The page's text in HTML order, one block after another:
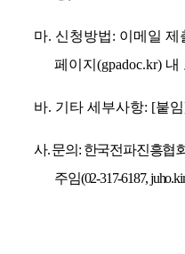
마. 신청방법: 이메일 제
페이지(gpadoc.kr) 내
바. 기타 세부사항: [붙임
사.문의 : 한국전파진흥협
주임(02-317-6187,